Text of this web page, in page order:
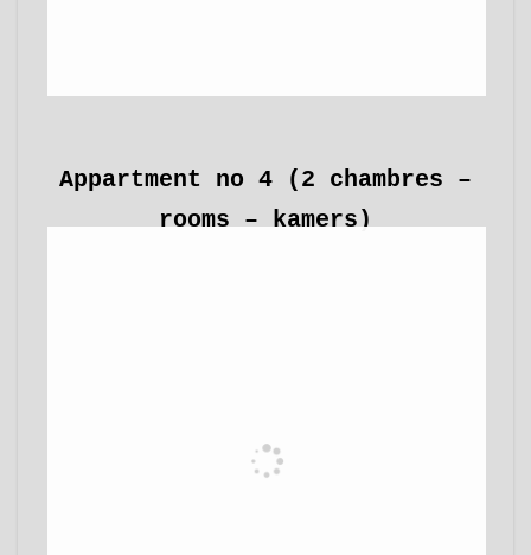
Appartment no 4 (2 chambres –
rooms – kamers)